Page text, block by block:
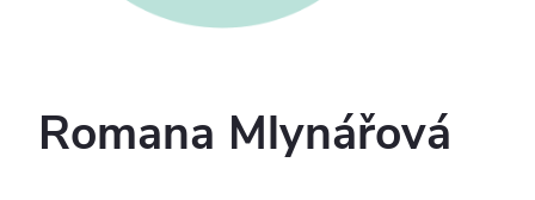
Romana Mlynářová